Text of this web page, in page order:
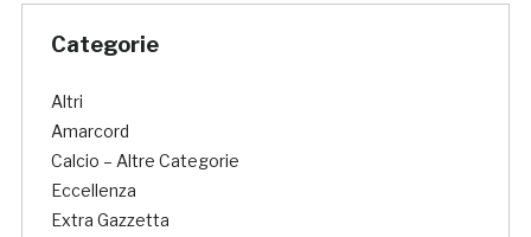
Categorie
Altri
Amarcord
Calcio – Altre Categorie
Eccellenza
Extra Gazzetta